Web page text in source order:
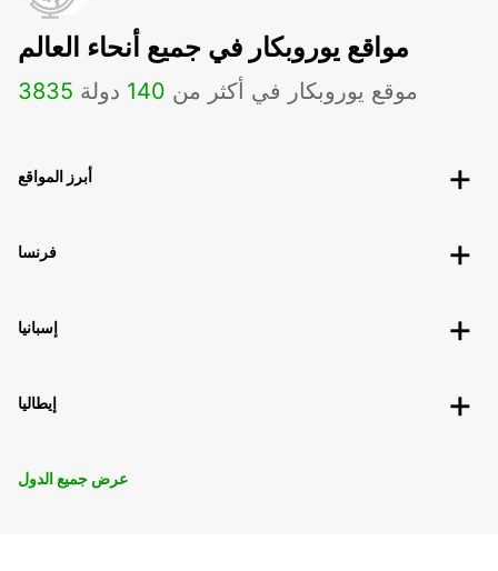
مواقع يوروبكار في جميع أنحاء العالم
3835 موقع يوروبكار في أكثر من 140 دولة
أبرز المواقع
فرنسا
إسبانيا
إيطاليا
عرض جميع الدول